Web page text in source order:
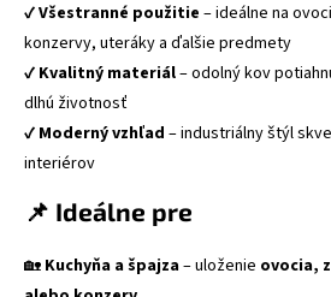
✔Všestranné použitie – ideálne na
konzervy, uteráky a ďalšie predmety
✔ Kvalitný materiál– odolný kov
dlhú životnosť
✔ Moderný vzhľad – industriálny štýl
interiérov
📌 Ideálne pre
🏡 Kuchyňa a špajza– uloženie ovocia,